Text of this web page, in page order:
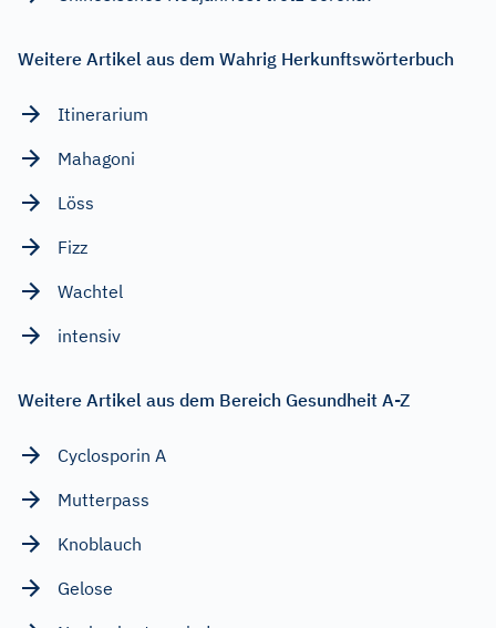
Weitere Artikel aus dem Wahrig Herkunftswörterbuch
Itinerarium
Mahagoni
Löss
Fizz
Wachtel
intensiv
Weitere Artikel aus dem Bereich Gesundheit A-Z
Cyclosporin A
Mutterpass
Knoblauch
Gelose